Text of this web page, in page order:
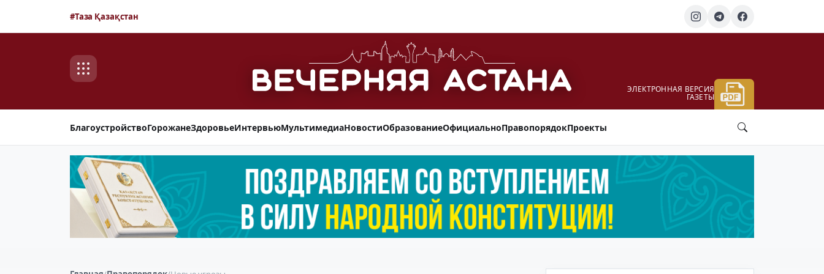
#Таза Қазақстан
ЭЛЕКТРОННАЯ ВЕРСИЯ
ГАЗЕТЫ
БлагоустройствоГорожанеЗдоровьеИнтервьюМультимедиаНовостиОбразованиеОфициальноПравопорядокПроекты